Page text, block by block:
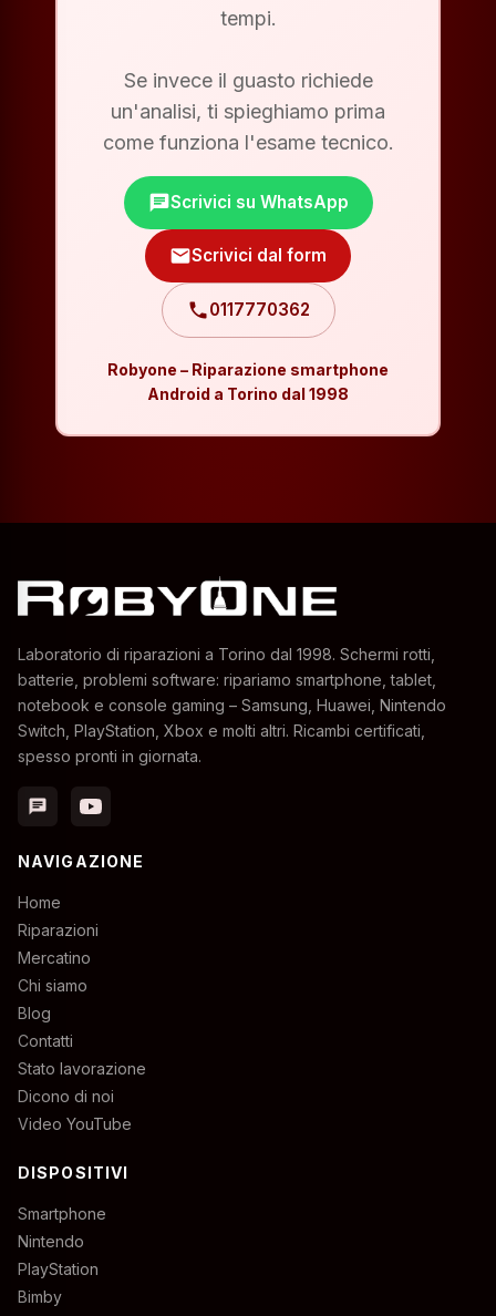
tempi.
Se invece il guasto richiede
un'analisi, ti spieghiamo prima
come funziona l'esame tecnico.
chatScrivici su WhatsApp
mailScrivici dal form
phone0117770362
Robyone – Riparazione smartphone
Android a Torino dal 1998
Laboratorio di riparazioni a Torino dal 1998. Schermi rotti,
batterie, problemi software: ripariamo smartphone, tablet,
notebook e console gaming – Samsung, Huawei, Nintendo
Switch, PlayStation, Xbox e molti altri. Ricambi certificati,
spesso pronti in giornata.
chat
NAVIGAZIONE
Home
Riparazioni
Mercatino
Chi siamo
Blog
Contatti
Stato lavorazione
Dicono di noi
Video YouTube
DISPOSITIVI
Smartphone
Nintendo
PlayStation
Bimby